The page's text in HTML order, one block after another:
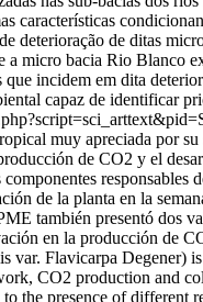
de ditas
a micro bacia Rio Blanco
incidem em dita
capaz de identificar
muy apreciada por su
de CO2 y el
responsables
de la planta en la
también presentó dos
en la producción de
var. Flavicarpa
CO2 production and
the presence of different